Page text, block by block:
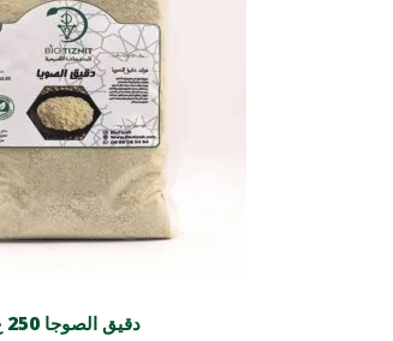
دقيق الصوجا 250 غ